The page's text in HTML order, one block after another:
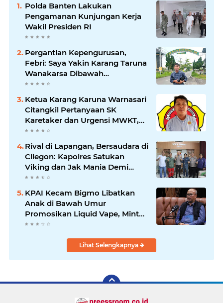
Polda Banten Lakukan
Pengamanan Kunjungan Kerja
Wakil Presiden RI
Pergantian Kepengurusan,
Febri: Saya Yakin Karang Taruna
Wanakarsa Dibawah
Kepemimpinan Bung Entus
Ketua Karang Karuna Warnasari
Citangkil Pertanyaan SK
Karetaker dan Urgensi MWKT,
Saat Suasana Berduka
Rival di Lapangan, Bersaudara di
Cilegon: Kapolres Satukan
Viking dan Jak Mania Demi
Nobar Damai Piala Presiden
KPAI Kecam Bigmo Libatkan
Anak di Bawah Umur
Promosikan Liquid Vape, Minta
Aparat Bertindak Tegas
Lihat Selengkapnya